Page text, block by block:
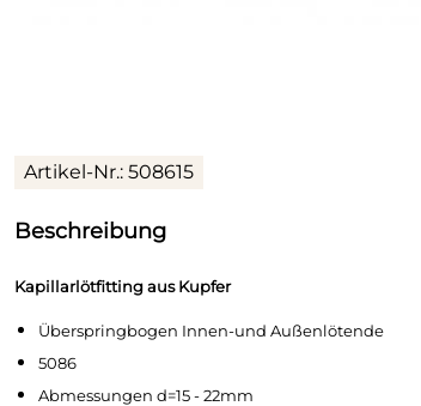
Artikel-Nr.: 508615
Beschreibung
Kapillarlötfitting aus Kupfer
Überspringbogen Innen-und Außenlötende
5086
Abmessungen d=15 - 22mm